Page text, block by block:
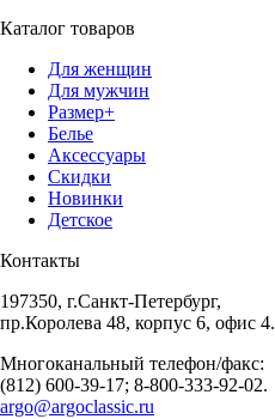
Каталог товаров
Для женщин
Для мужчин
Размер+
Белье
Аксессуары
Скидки
Новинки
Детское
Контакты
197350, г.Санкт-Петербург,
пр.Королева 48, корпус 6, офис 4.
Многоканальный телефон/факс:
(812) 600-39-17; 8-800-333-92-02.
argo@argoclassic.ru